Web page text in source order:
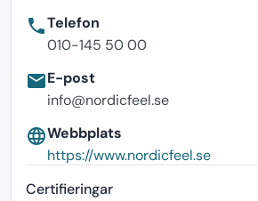
phoneTelefon
010-145 50 00
emailE-post
info@nordicfeel.se
languageWebbplats
https://www.nordicfeel.se
Certifieringar